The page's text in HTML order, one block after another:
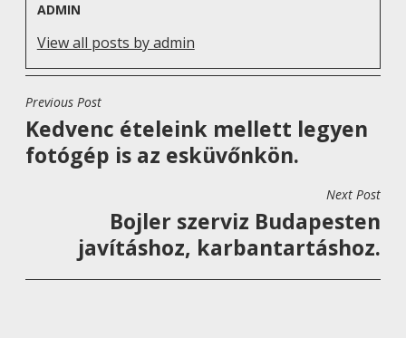
ADMIN
View all posts by admin
B
E
J
Previous Post
Kedvenc ételeink mellett legyen
fotógép is az esküvőnkön.
Next Post
Bojler szerviz Budapesten
javításhoz, karbantartáshoz.